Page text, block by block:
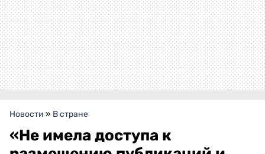
Новости » В стране
«Не имела доступа к